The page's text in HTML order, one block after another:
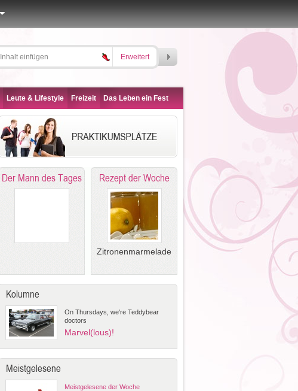
Erweitert
Leute & Lifestyle Freizeit Das Leben ein Fest
Der Mann des Tages Rezept der Woche
Zitronenmarmelade
Kolumne
On Thursdays, we're Teddybear
doctors
Marvel(lous)!
Meistgelesene
Meistgelesene der Woche